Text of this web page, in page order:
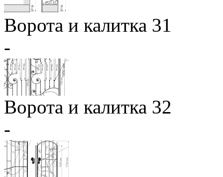
Ворота и калитка 31
-
Ворота и калитка 32
-